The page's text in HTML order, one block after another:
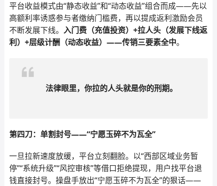
平台收益模式由“静态收益”和“动态收益”组合而成——先以
高额利率诱惑参与者缴纳门槛费，再以提成返利激励会员
不断发展下线。 入门费（充值投资）+拉人头（发展下线返
利）+层级计酬（动态收益）——传销三要素全中。
法律眼里，你拉的人头就是你的刑期。
第四刀：单割封号——“宁愿玉碎不为瓦全”
一旦拉新速度放缓，平台立刻翻脸。以“西部区域业务暂
停”“系统升级”“风控审核”等借口拒绝提现，用户找平台退
钱直接封号。操盘手放出“宁愿玉碎不为瓦全”的狠话——